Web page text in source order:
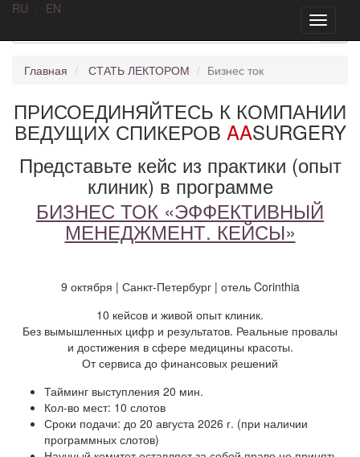
RU
EN
Toggle
Главная СТАТЬ ЛЕКТОРОМ Бизнес ток
ПРИСОЕДИНЯЙТЕСЬ К КОМПАНИИ
ВЕДУЩИХ СПИКЕРОВ AASURGERY
Представьте кейс из практики (опыт
клиник) в программе
БИЗНЕС ТОК «ЭФФЕКТИВНЫЙ
МЕНЕДЖМЕНТ. КЕЙСЫ»
9 октября | Санкт-Петербург | отель Corinthia
10 кейсов и живой опыт клиник.
Без вымышленных цифр и результатов. Реальные провалы
и достижения в сфере медицины красоты.
От сервиса до финансовых решений
Тайминг выступления 20 мин.
Кол-во мест: 10 слотов
Сроки подачи: до 20 августа 2026 г. (при наличии
программных слотов)